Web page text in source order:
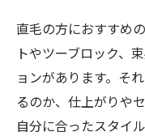
直毛の方におすすめ
トやツーブロック、
ョンがあります。そ
るのか、仕上がりや
自分に合ったスタイ